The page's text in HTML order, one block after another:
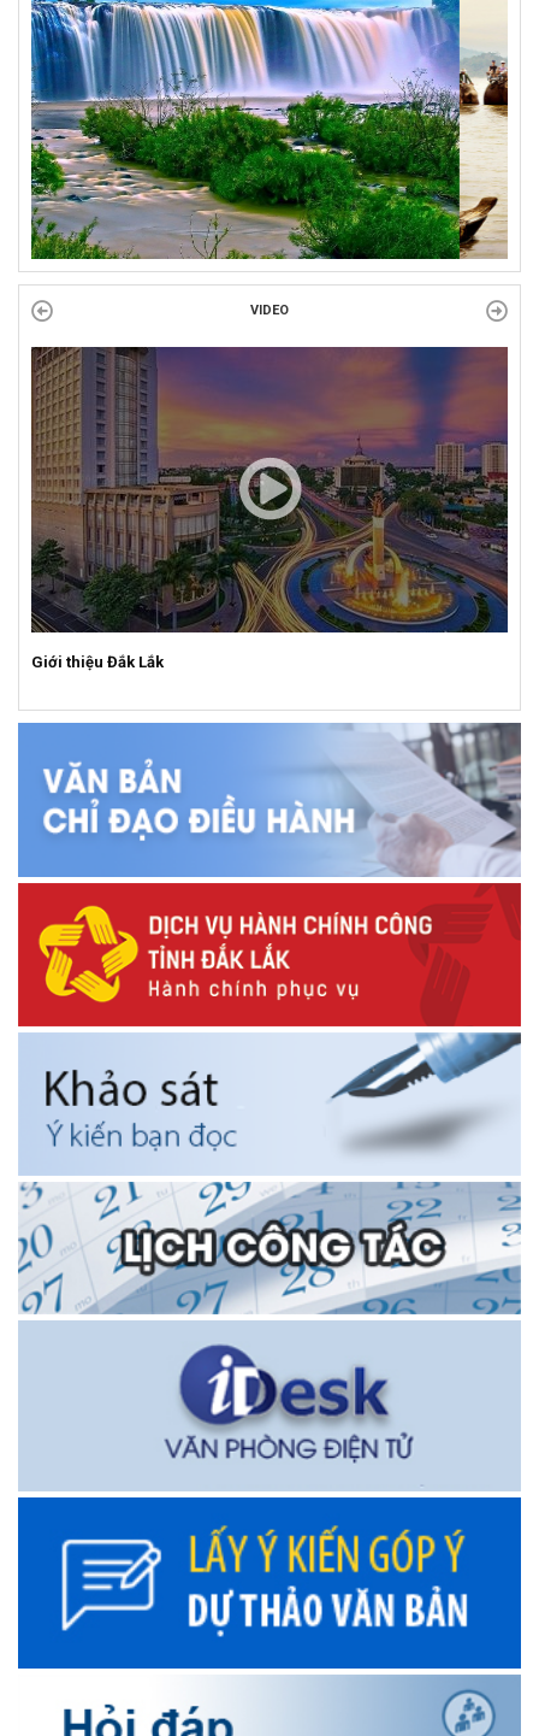
Công đoàn phường Tuy Hòa tổ chức chuỗi hoạt động chào mừng
97 năm ngày thành lập Công đoàn Việt Nam (28/7/1929 –...
VIDEO
Giới thiệu Đắk Lắk